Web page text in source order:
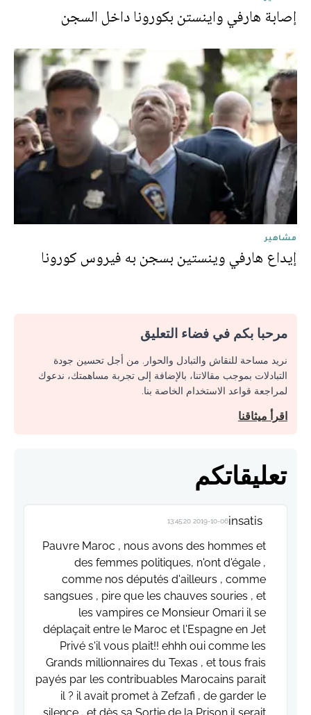
إصابة هارفي واينستن بكورونا داخل السجن
مشاهير
إيداع هارفي وينستين بسجن به فيروس كورونا
مرحبا بكم في فضاء التعليق
نريد مساحة للنقاش والتبادل والحوار. من أجل تحسين جودة
التبادلات بموجب مقالاتنا، بالإضافة إلى تجربة مساهمتك، ندعوك
لمراجعة قواعد الاستخدام الخاصة بنا.
اقرأ ميثاقنا
تعليقاتكم
insatis
2019-10-06 13:45:20
Pauvre Maroc , nous avons des hommes et
des femmes politiques, n'ont d'égale ,
comme nos députés d'ailleurs , comme
sangsues , pire que les chauves souries , et
les vampires ce Monsieur Omari il se
déplaçait entre le Maroc et l'Espagne en Jet
Privé s'il vous plait!! ehhh oui comme les
Grands millionnaires du Texas , et tous frais
payés par les contribuables Marocains parait
il ? il avait promet à Zefzafi , de garder le